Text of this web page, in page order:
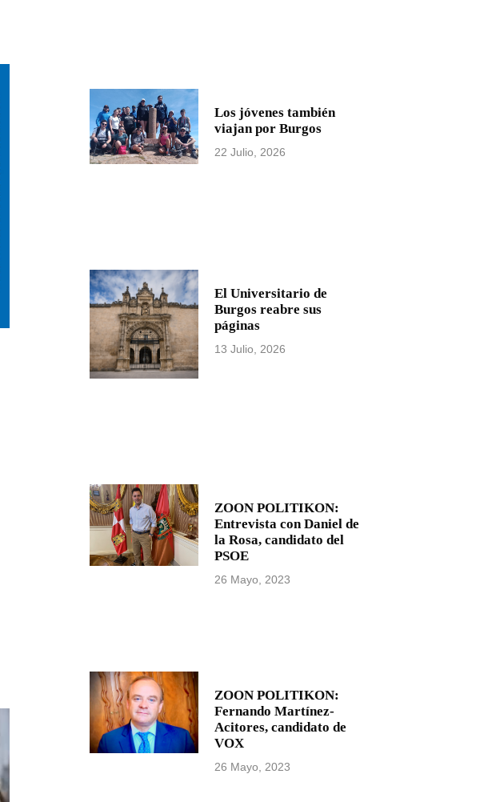
Los jóvenes también
viajan por Burgos
22 Julio, 2026
El Universitario de
Burgos reabre sus
páginas
13 Julio, 2026
ZOON POLITIKON:
Entrevista con Daniel de
la Rosa, candidato del
PSOE
26 Mayo, 2023
ZOON POLITIKON:
Fernando Martínez-
Acitores, candidato de
VOX
26 Mayo, 2023